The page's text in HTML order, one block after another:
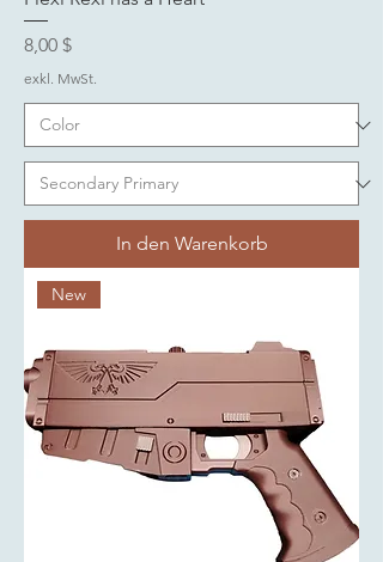
Preis
8,00 $
exkl. MwSt.
In den Warenkorb
New